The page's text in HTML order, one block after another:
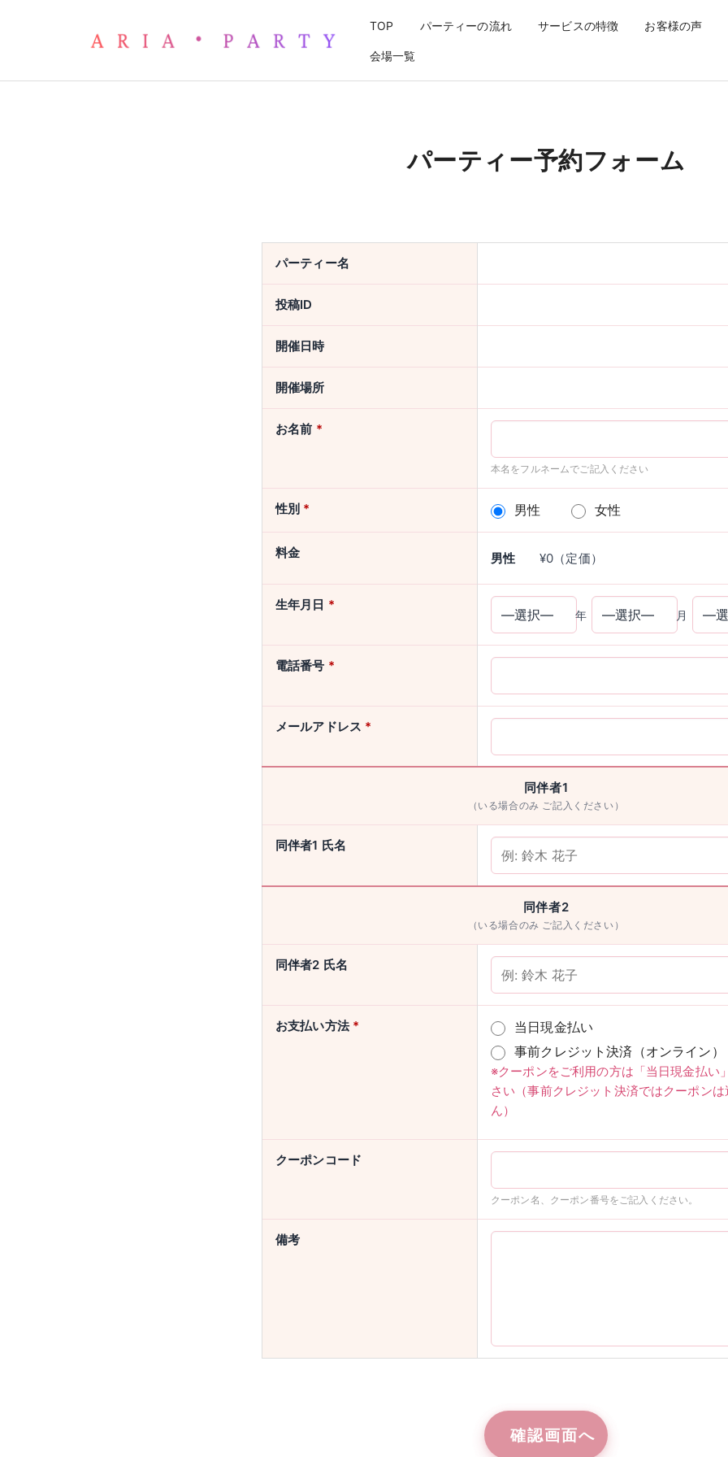
TOP パーティーの流れ サービスの特徴 お客様の声
会場一覧
パーティー予約フォーム
パーティー名
投稿ID
開催日時
開催場所
お名前 *
本名をフルネームでご記入ください
性別 * 男性 女性
料金 男性 ¥0（定価）
生年月日 *
年 月
電話番号 *
メールアドレス *
同伴者1
（いる場合のみ ご記入ください）
同伴者1 氏名
同伴者2
（いる場合のみ ご記入ください）
同伴者2 氏名
お支払い方法 *
当日現金払い
事前クレジット決済（オンライン）
※クーポンをご利用の方は「当日現金払い
さい（事前クレジット決済ではクーポン
ん）
クーポンコード
クーポン名、クーポン番号をご記入ください。
備考
男性